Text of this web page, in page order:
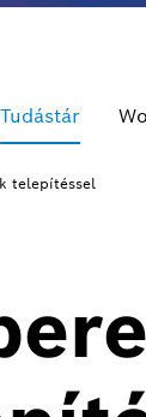
Tudástár
telepítéssel